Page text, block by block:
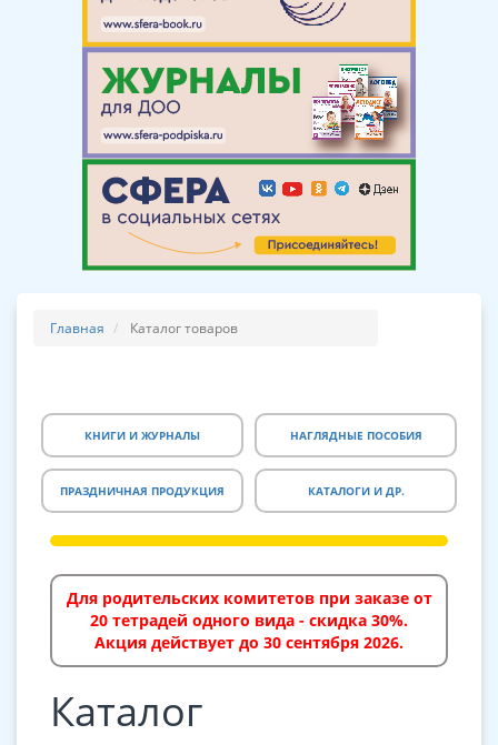
Главная Каталог товаров
КНИГИ И ЖУРНАЛЫ НАГЛЯДНЫЕ ПОСОБИЯ
ПРАЗДНИЧНАЯ ПРОДУКЦИЯ КАТАЛОГИ И ДР.
Для родительских комитетов при заказе от
20 тетрадей одного вида - скидка 30%.
Акция действует до 30 сентября 2026.
Каталог